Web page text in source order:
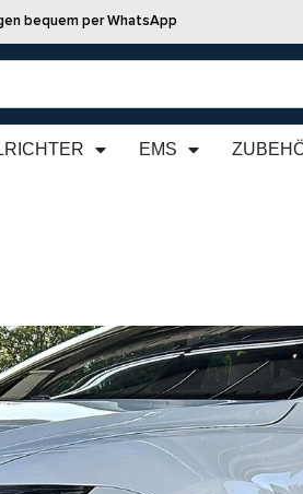
bequem per WhatsApp
EMS